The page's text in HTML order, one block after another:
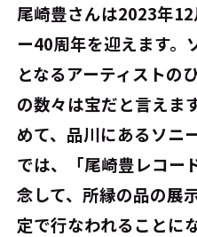
――尾崎豊さんは2023年
ー40周年を迎えます。
となるアーティストの
の数々は宝だと言えま
めて、品川にあるソニ
では、「尾崎豊レコー
念して、所縁の品の展
定で行なわれることに